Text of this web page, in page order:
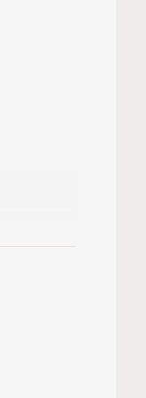
性的內
應俱
都包含了